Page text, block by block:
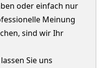
oder einfach nur
Meinung
sind wir Ihr
Sie uns